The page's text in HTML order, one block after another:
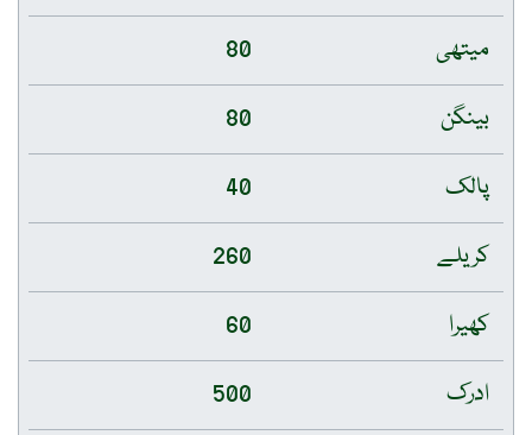
میتھی
80
بینگن
80
پالک
40
کریلے
260
کھیرا
60
ادرک
500